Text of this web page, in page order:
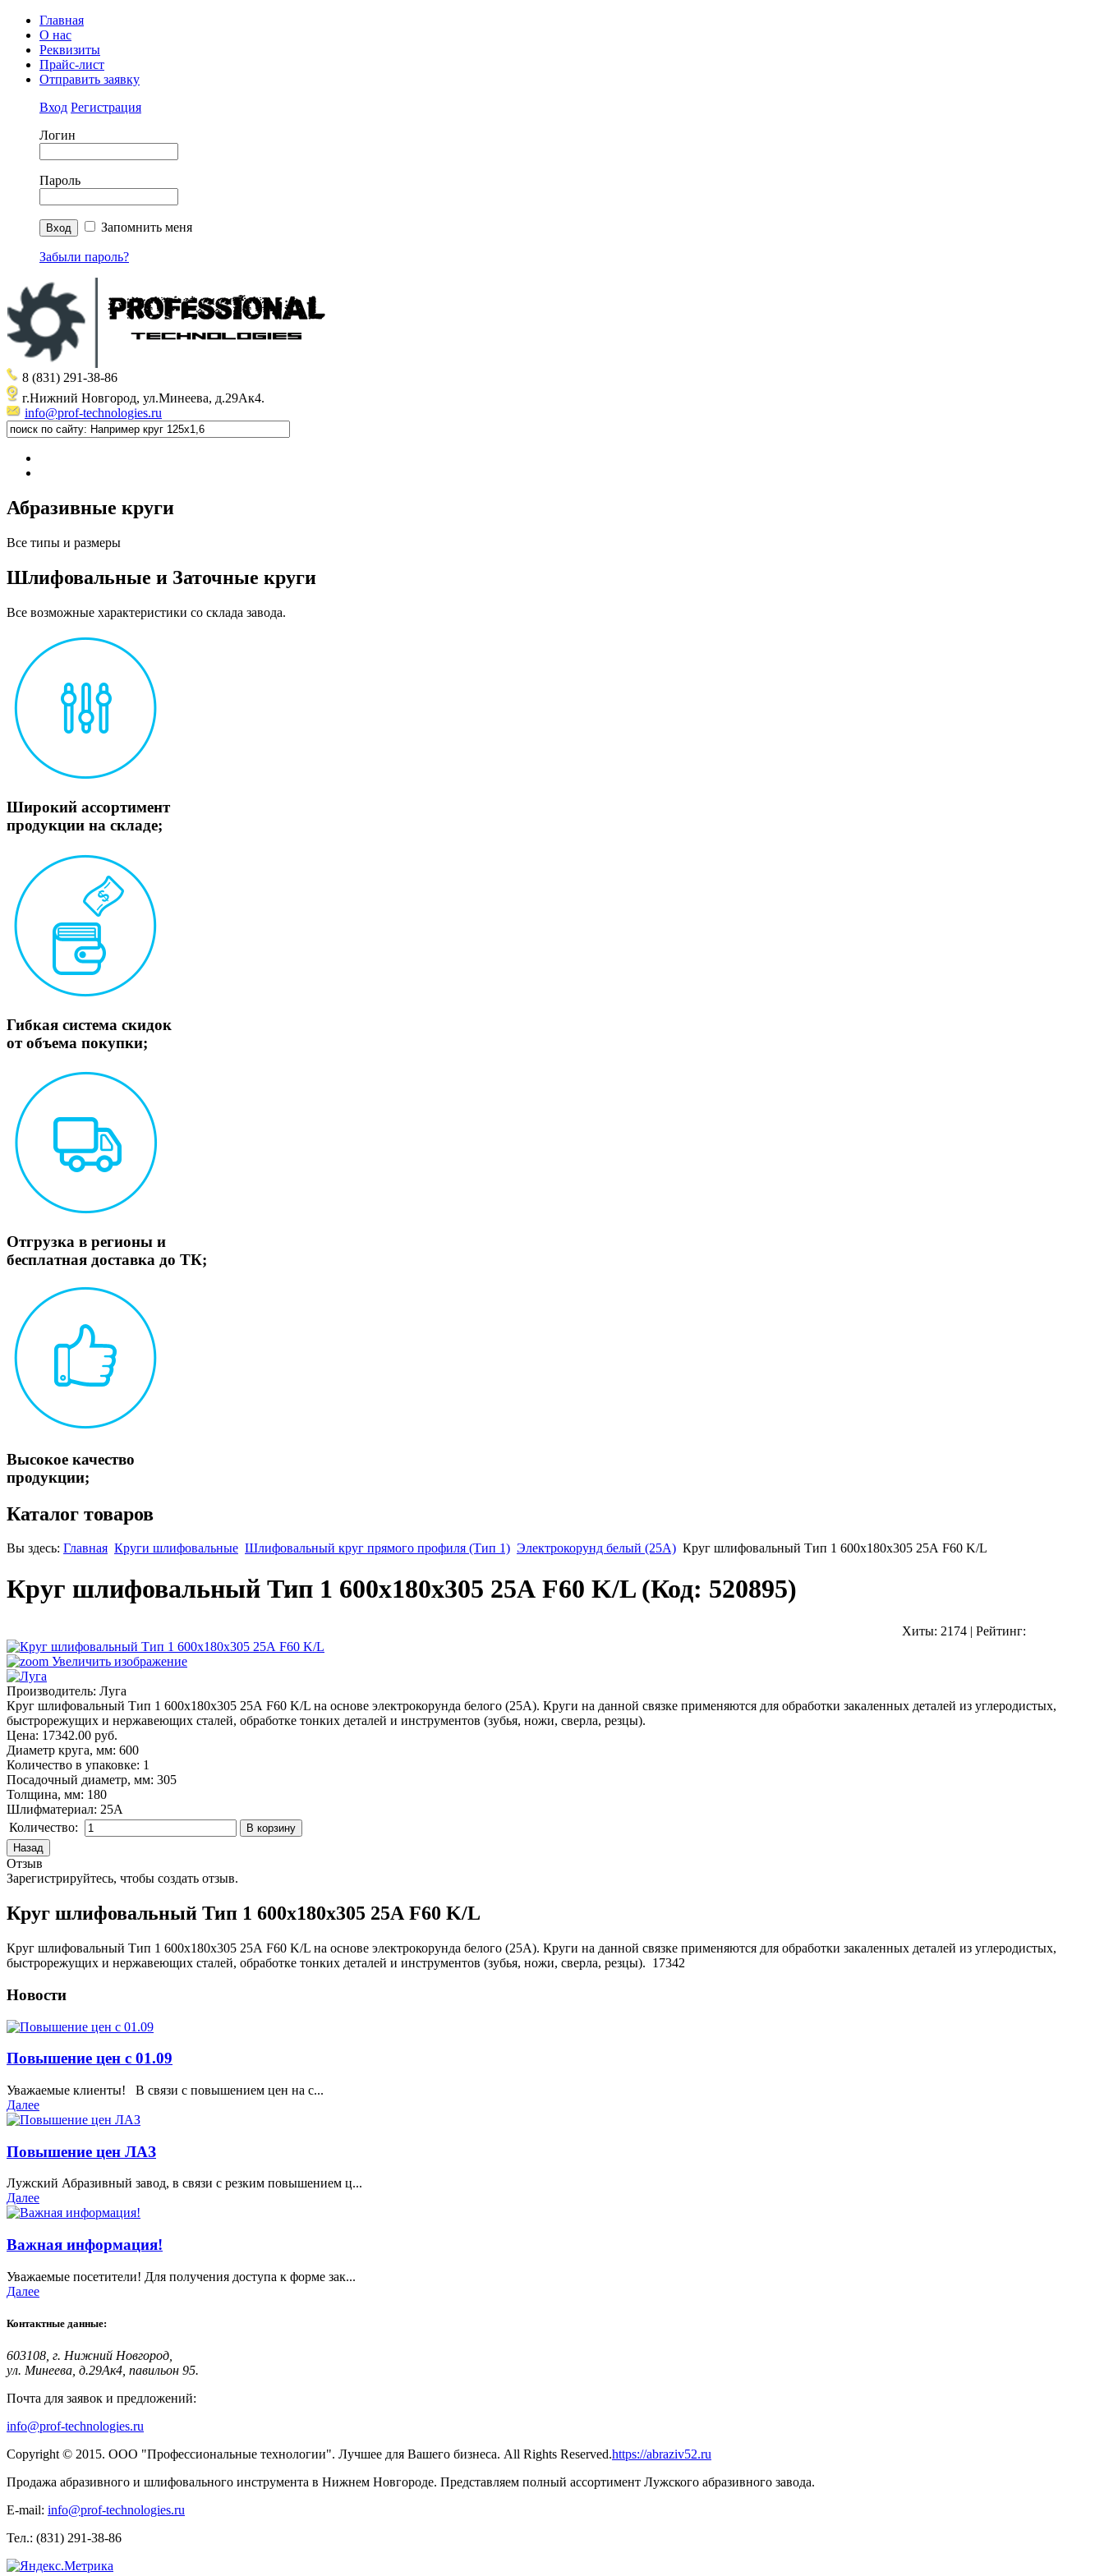
Главная
О нас
Реквизиты
Прайс-лист
Отправить заявку
Вход Регистрация
Логин
Пароль
Запомнить меня
Забыли пароль?
8 (831) 291-38-86
г.Нижний Новгород, ул.Минеева, д.29Ак4.
info@prof-technologies.ru
Абразивные круги
Все типы и размеры
Шлифовальные и Заточные круги
Все возможные характеристики со склада завода.
Широкий ассортимент
продукции на складе;
Гибкая система скидок
от объема покупки;
Отгрузка в регионы и
бесплатная доставка до ТК;
Высокое качество
продукции;
Каталог товаров
Вы здесь: Главная Круги шлифовальные Шлифовальный круг прямого профиля (Тип 1) Электрокорунд белый (25А) Круг шлифовальный Тип 1 600х180х305 25А F60 K/L
Круг шлифовальный Тип 1 600х180х305 25А F60 K/L (Код: 520895)
Хиты: 2174 | Рейтинг:
Увеличить изображение
Производитель: Луга
Круг шлифовальный Тип 1 600х180х305 25А F60 K/L на основе электрокорунда белого (25А). Круги на данной связке применяются для обработки закаленных деталей из углеродистых,
быстрорежущих и нержавеющих сталей, обработке тонких деталей и инструментов (зубья, ножи, сверла, резцы).
Цена: 17342.00 руб.
Диаметр круга, мм: 600
Количество в упаковке: 1
Посадочный диаметр, мм: 305
Толщина, мм: 180
Шлифматериал: 25A
Количество:
Отзыв
Зарегистрируйтесь, чтобы создать отзыв.
Круг шлифовальный Тип 1 600х180х305 25А F60 K/L
Круг шлифовальный Тип 1 600х180х305 25А F60 K/L на основе электрокорунда белого (25А). Круги на данной связке применяются для обработки закаленных деталей из углеродистых,
быстрорежущих и нержавеющих сталей, обработке тонких деталей и инструментов (зубья, ножи, сверла, резцы). 17342
Новости
Повышение цен с 01.09
Уважаемые клиенты! В связи с повышением цен на с...
Далее
Повышение цен ЛАЗ
Лужский Абразивный завод, в связи с резким повышением ц...
Далее
Важная информация!
Уважаемые посетители! Для получения доступа к форме зак...
Далее
Контактные данные:
603108, г. Нижний Новгород,
ул. Минеева, д.29Ак4, павильон 95.
Почта для заявок и предложений:
info@prof-technologies.ru
Copyright © 2015. ООО "Профессиональные технологии". Лучшее для Вашего бизнеса. All Rights Reserved.https://abraziv52.ru
Продажа абразивного и шлифовального инструмента в Нижнем Новгороде. Представляем полный ассортимент Лужского абразивного завода.
E-mail: info@prof-technologies.ru
Тел.: (831) 291-38-86